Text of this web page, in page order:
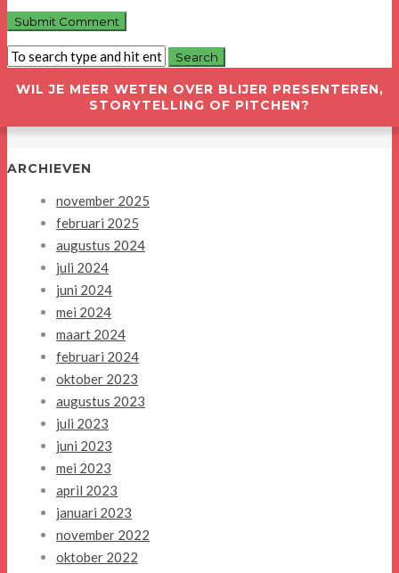
WIL JE MEER WETEN OVER BLIJER PRESENTEREN,
STORYTELLING OF PITCHEN?
ARCHIEVEN
november 2025
februari 2025
augustus 2024
juli 2024
juni 2024
mei 2024
maart 2024
februari 2024
oktober 2023
augustus 2023
juli 2023
juni 2023
mei 2023
april 2023
januari 2023
november 2022
oktober 2022